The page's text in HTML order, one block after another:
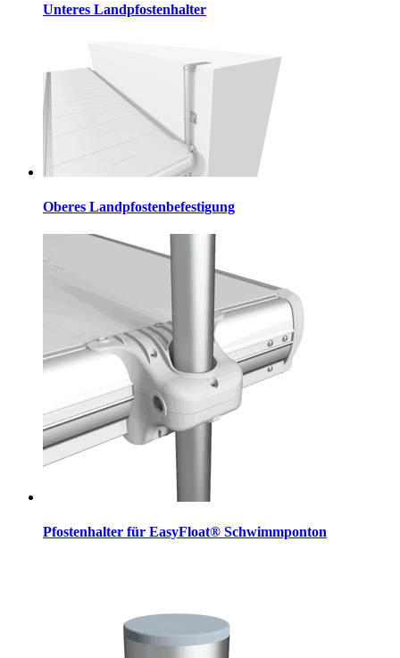
Unteres Landpfostenhalter
Oberes Landpfostenbefestigung
Pfostenhalter für EasyFloat® Schwimmponton